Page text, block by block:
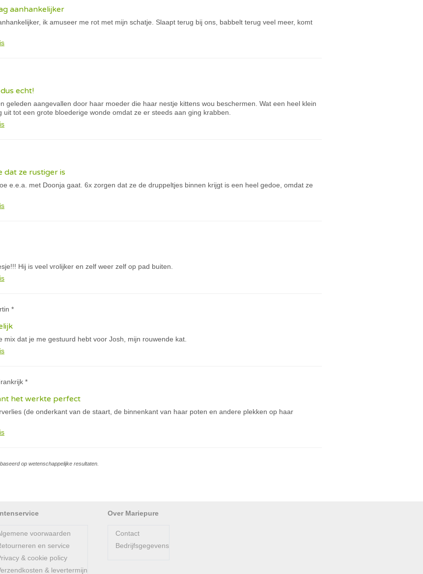
aanhankelijker
ik amuseer me rot met mijn schatje. Slaapt terug bij ons, babbelt terug veel meer, komt
echt!
geleden aangevallen door haar moeder die haar nestje kittens wou beschermen. Wat een heel klein
uit tot een grote bloederige wonde omdat ze er steeds aan ging krabben.
dat ze rustiger is
e.e.a. met Doonja gaat. 6x zorgen dat ze de druppeltjes binnen krijgt is een heel gedoe, omdat ze
Hij is veel vrolijker en zelf weer zelf op pad buiten.
*
mix dat je me gestuurd hebt voor Josh, mijn rouwende kat.
*
het werkte perfect
(de onderkant van de staart, de binnenkant van haar poten en andere plekken op haar
op wetenschappelijke resultaten.
voorwaarden
en service
& cookie policy
& levertermijn
Over Mariepure
Contact
Bedrijfsgegevens